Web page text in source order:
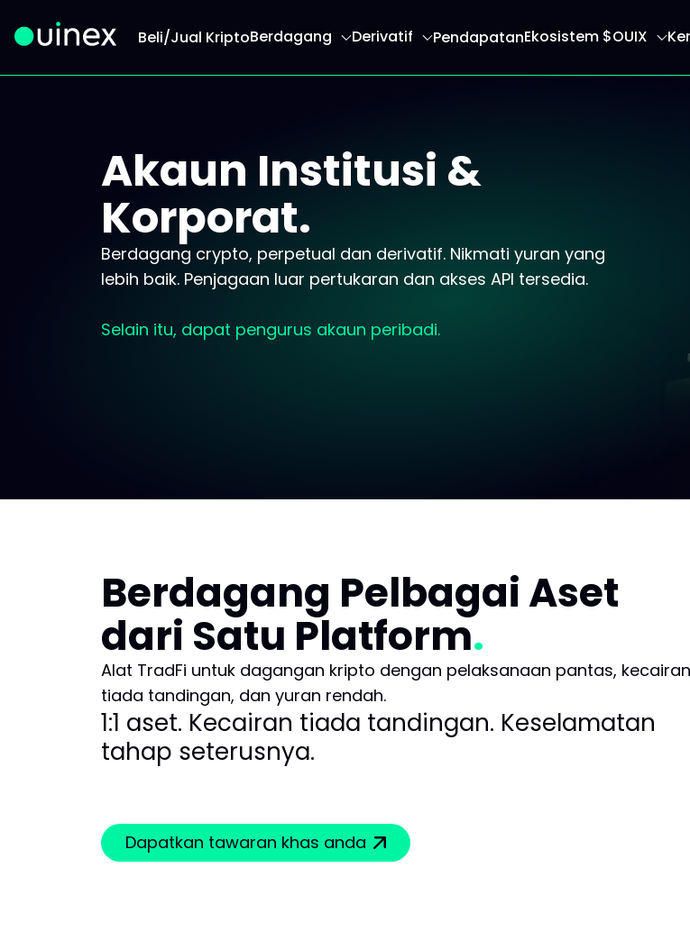
Beli/Jual KriptoBerdagang Derivatif PendapatanEkosistem $OUIX
Akaun Institusi &
Korporat.
Berdagang crypto, perpetual dan derivatif. Nikmati yuran yang
lebih baik. Penjagaan luar pertukaran dan akses API tersedia.
Selain itu, dapat pengurus akaun peribadi.
Berdagang Pelbagai Aset
dari Satu Platform
Alat TradFi untuk dagangan kripto dengan pelaksanaan pantas, kecairan
tiada tandingan, dan yuran rendah.
1:1 aset. Kecairan tiada tandingan. Keselamatan
tahap seterusnya.
Dapatkan tawaran khas anda